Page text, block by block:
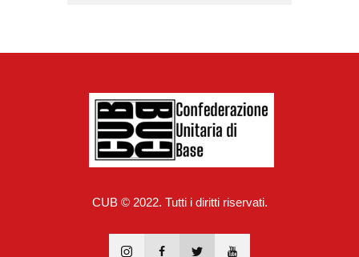
CUB © 2022. Tutti i diritti riservati.